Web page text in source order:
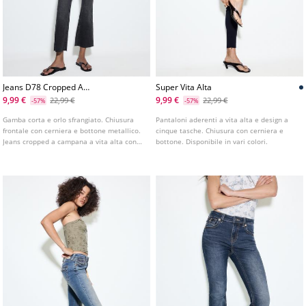
Jeans D78 Cropped A
Campana
9,99 € -57% 22,99 €
Gamba corta e orlo sfrangiato. Chiusura
frontale con cerniera e bottone metallico.
Jeans cropped a campana a vita alta con
Super Vita Alta
9,99 €
-57% 22,99 €
Pantaloni aderenti a vita alta e design a
cinque tasche. Chiusura con cerniera e
bottone. Disponibile in vari colori.